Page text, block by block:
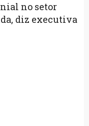
no setor
diz executiva